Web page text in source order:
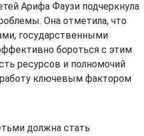
Арифа Фаузи подчеркнула
Она отметила, что
государственными
бороться с этим
ресурсов и полномочий
ключевым фактором
должна стать